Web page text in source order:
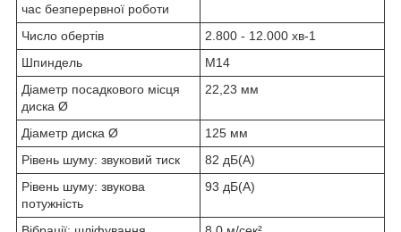
час безперервної роботи
Число обертів 2.800 - 12.000 хв-1
Шпиндель
M14
Діаметр посадкового місця
диска Ø
22,23 мм
Діаметр диска Ø
125 мм
Рівень шуму: звуковий тиск
82 дБ(А)
Рівень шуму: звукова
потужність
93 дБ(А)